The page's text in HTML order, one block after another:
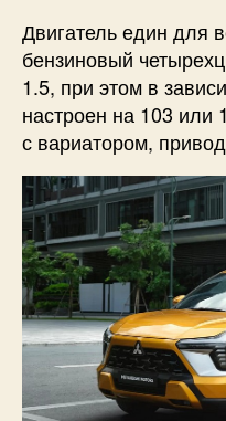
Двигатель един для
бензиновый
1.5, при этом в
настроен на 103 или
с вариатором,